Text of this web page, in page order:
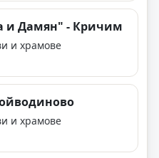
и Дамян" - Кричим
и храмове
и храмове